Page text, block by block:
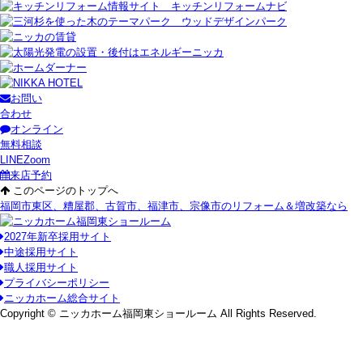
お問い
合わせ
オンライン
無料相談
LINEZoom
来店予約
このページのトップへ
福岡市東区、糟屋郡、古賀市、福津市、宗像市のリフォーム＆増改築なら
2027年新卒採用サイト
中途採用サイト
職人採用サイト
プライバシーポリシー
ニッカホーム総合サイト
Copyright © ニッカホーム福岡東ショールーム All Rights Reserved.